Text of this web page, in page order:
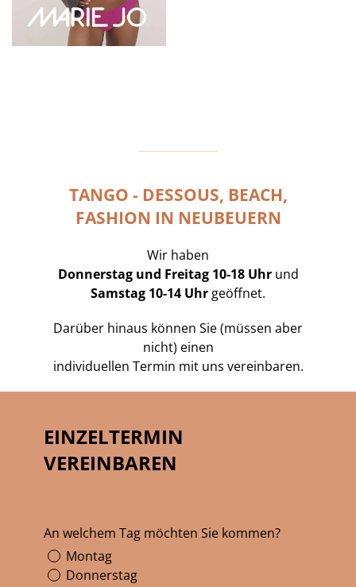
TANGO - DESSOUS, BEACH,
FASHION IN NEUBEUERN
Wir haben
Donnerstag und Freitag 10-18 Uhrund
Samstag 10-14 Uhrgeöffnet.
Darüber hinaus können Sie (müssen aber
nicht) einen
individuellen Termin mit uns vereinbaren.
EINZELTERMIN
VEREINBAREN
An welchem Tag möchten Sie kommen?
Montag
Donnerstag